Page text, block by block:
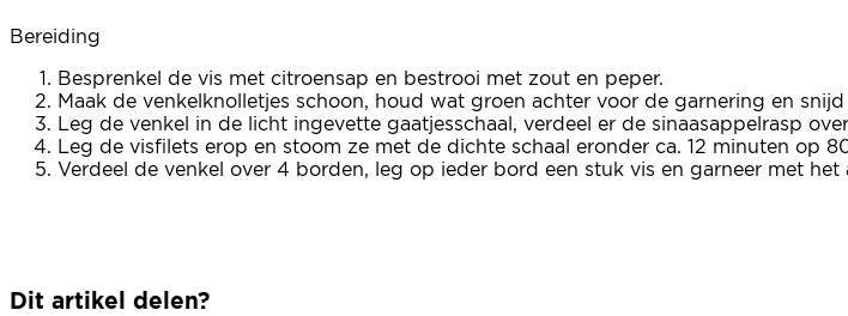
Bereiding
Besprenkel de vis met citroensap en bestrooi met zout en peper.
Maak de venkelknolletjes schoon, houd wat groen achter voor de garnering en
Leg de venkel in de licht ingevette gaatjesschaal, verdeel er de sinaasappelrasp
Leg de visfilets erop en stoom ze met de dichte schaal eronder ca. 12 minuten op
Verdeel de venkel over 4 borden, leg op ieder bord een stuk vis en garneer met
Dit artikel delen?